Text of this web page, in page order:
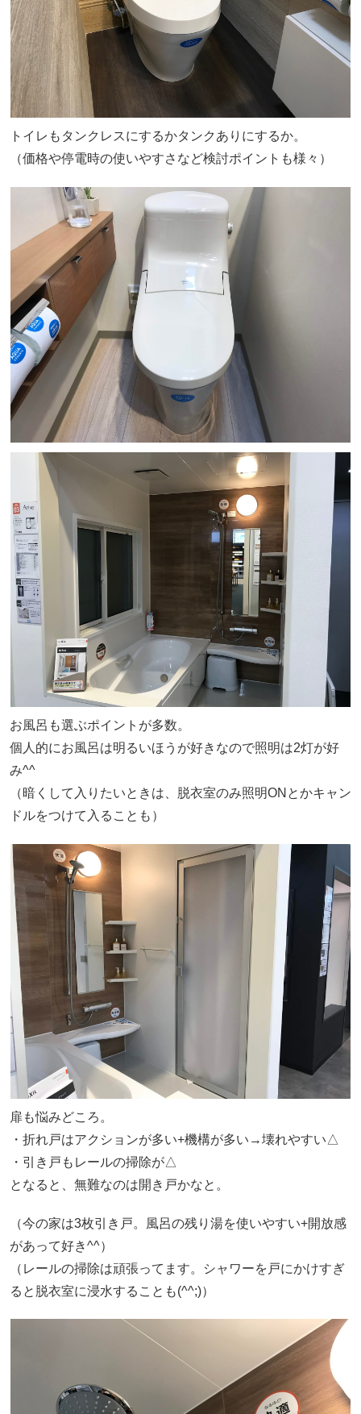
トイレもタンクレスにするかタンクありにするか。
（価格や停電時の使いやすさなど検討ポイントも様々）
お風呂も選ぶポイントが多数。
個人的にお風呂は明るいほうが好きなので照明は2灯が好
み^^
（暗くして入りたいときは、脱衣室のみ照明ONとかキャン
ドルをつけて入ることも）
扉も悩みどころ。
・折れ戸はアクションが多い+機構が多い→壊れやすい△
・引き戸もレールの掃除が△
となると、無難なのは開き戸かなと。
（今の家は3枚引き戸。風呂の残り湯を使いやすい+開放感
があって好き^^）
（レールの掃除は頑張ってます。シャワーを戸にかけすぎ
ると脱衣室に浸水することも(^^;)）